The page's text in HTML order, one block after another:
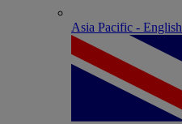
Asia Pacific - English